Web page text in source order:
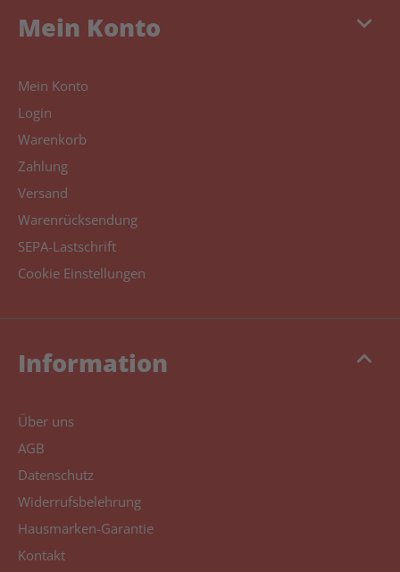
keyboard_arrow_down
Mein Konto
Mein Konto
Login
Warenkorb
Zahlung
Versand
Warenrücksendung
SEPA-Lastschrift
Cookie Einstellungen
keyboard_arrow_up
Information
Über uns
AGB
Datenschutz
Widerrufsbelehrung
Hausmarken-Garantie
Kontakt